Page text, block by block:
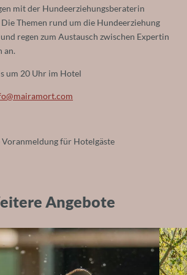
mit der Hundeerziehungsberaterin
Themen rund um die Hundeerziehung
regen zum Austausch zwischen Expertin
an.
um 20 Uhr im Hotel
mairamort.com
für Hotelgäste
Angebote